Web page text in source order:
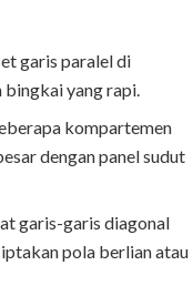
garis paralel di
yang rapi.
kompartemen
dengan panel sudut
garis-garis diagonal
pola berlian atau